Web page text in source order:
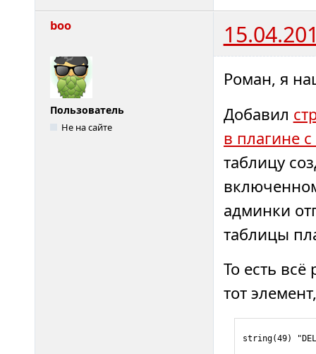
boo
Пользователь
Не на сайте
Роман, я
Добавил
в плагине
таблицу
админки
таблицы
То есть всё
тот
string(49)